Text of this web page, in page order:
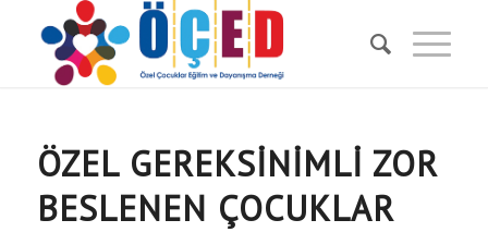
ÖZEL GEREKSİNİMLİ ZOR
BESLENEN ÇOCUKLAR